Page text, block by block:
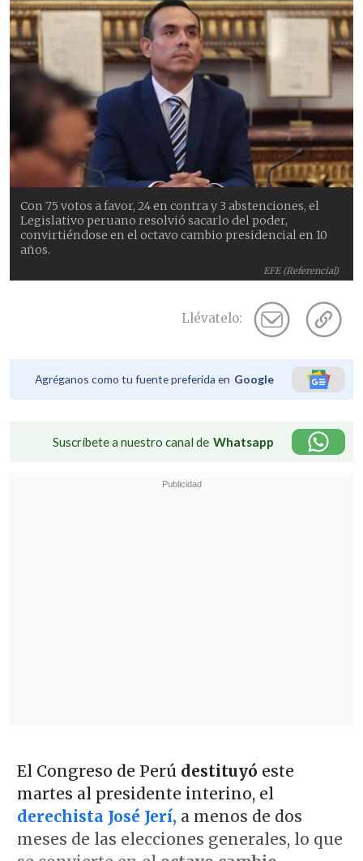
EFE (Referencial)
Con 75 votos a favor, 24 en contra y 3 abstenciones, el
Legislativo peruano resolvió sacarlo del poder,
convirtiéndose en el octavo cambio presidencial en 10
años.
Llévatelo:
Agréganos como tu fuente preferida en Google
Suscríbete a nuestro canal de Whatsapp
El Congreso de Perú destituyó este
martes al presidente interino, el
derechista José Jerí, a menos de dos
meses de las elecciones generales, lo que